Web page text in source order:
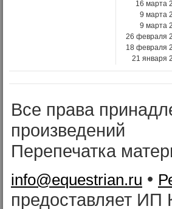
16 марта
9 марта
9 марта
26 февраля
18 февраля
21 января
Все права
произведений
Перепечатка
info@equestrian.ru •
предоставляет ИП